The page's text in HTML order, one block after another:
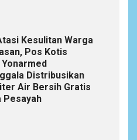
Kesulitan Warga
Pos Kotis
Distribusikan
Air Bersih Gratis
Pesayah